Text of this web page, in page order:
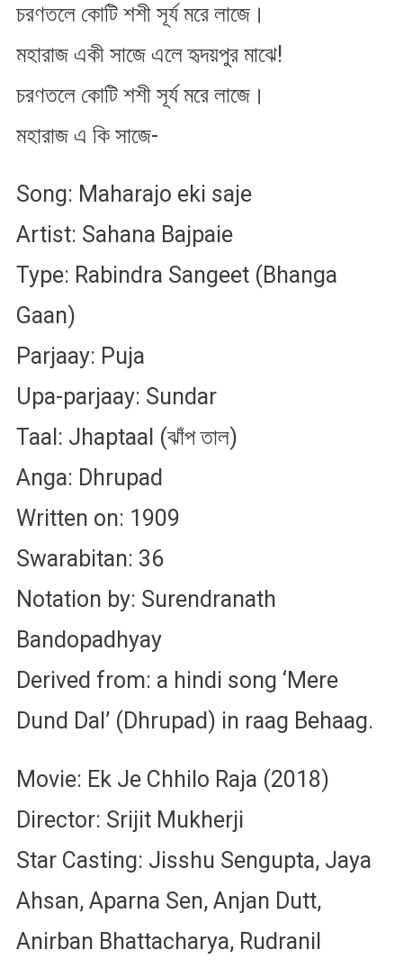
চরণতলে কোটি শশী সূর্য মরে লাজে।
মহারাজ একী সাজে এলে হৃদয়পুর মাঝে!
চরণতলে কোটি শশী সূর্য মরে লাজে।
মহারাজ এ কি সাজে-
Song: Maharajo eki saje
Artist: Sahana Bajpaie
Type: Rabindra Sangeet (Bhanga
Gaan)
Parjaay: Puja
Upa-parjaay: Sundar
Taal: Jhaptaal (ঝাঁপ তাল)
Anga: Dhrupad
Written on: 1909
Swarabitan: 36
Notation by: Surendranath
Bandopadhyay
Derived from: a hindi song ‘Mere
Dund Dal’ (Dhrupad) in raag Behaag.
Movie: Ek Je Chhilo Raja (2018)
Director: Srijit Mukherji
Star Casting: Jisshu Sengupta, Jaya
Ahsan, Aparna Sen, Anjan Dutt,
Anirban Bhattacharya, Rudranil